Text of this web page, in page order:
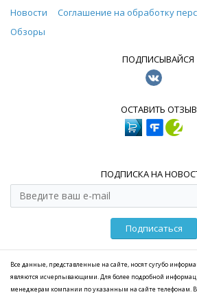
Новости
Соглашение на обработку
Обзоры
ПОДПИСЫВАЙСЯ
ОСТАВИТЬ ОТЗЫВ
ПОДПИСКА НА
Подписаться
Все данные, представленные на сайте, носят сугубо
являются исчерпывающими. Для более подробной
менеджерам компании по указанным на сайте телефонам.